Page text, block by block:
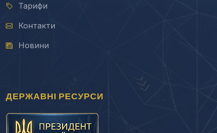
Тарифи
Контакти
Новини
ДЕРЖАВНІ РЕСУРСИ